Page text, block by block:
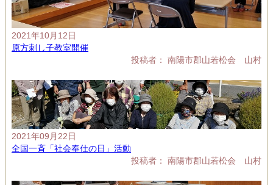
2021年10月12日
原方刺し子教室開催
投稿者： 南陽市郡山若松会 山村
2021年09月22日
全国一斉「社会奉仕の日」活動
投稿者： 南陽市郡山若松会 山村